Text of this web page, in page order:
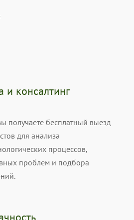
и консалтинг
получаете бесплатный выезд
для анализа
процессов,
проблем и подбора